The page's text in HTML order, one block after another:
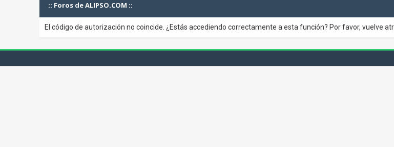
:: Foros de ALIPSO.COM ::
El código de autorización no coincide. ¿Estás accediendo correctamente a esta función? Por favor, vuelve